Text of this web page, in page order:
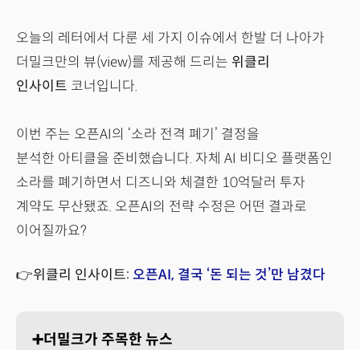
오늘의 레터에서 다룬 세 가지 이슈에서 한발 더 나아가
더밀크만의 뷰(view)를 제공해 드리는 위클리
인사이트 코너입니다.
이번 주는 오픈AI의 ‘소라 전격 폐기’ 결정을
분석한 아티클을 준비했습니다. 자체 AI 비디오 플랫폼인
소라를 폐기하면서 디즈니와 체결한 10억달러 투자
계약도 무산됐죠. 오픈AI의 전략 수정은 어떤 결과로
이어질까요?
👉위클리 인사이트: 오픈AI, 결국 ‘돈 되는 것’만 남겼다
➕더밀크가 주목한 뉴스